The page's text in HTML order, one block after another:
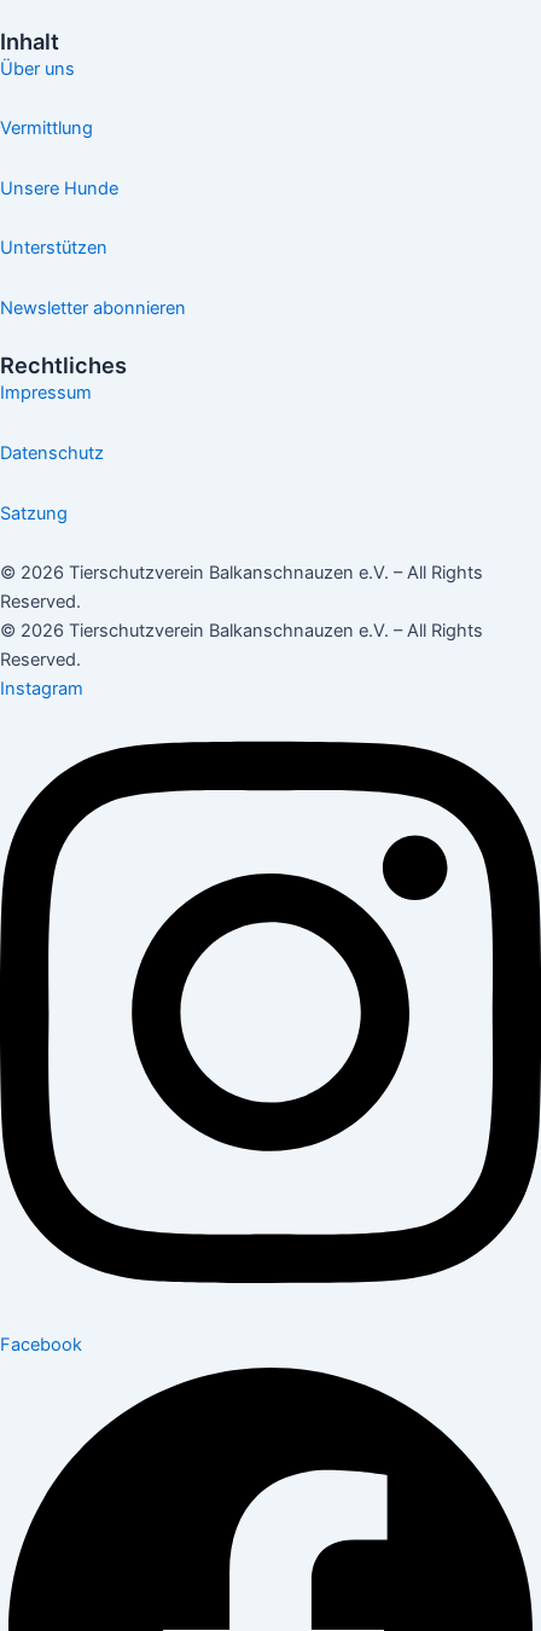
Inhalt
Über uns
Vermittlung
Unsere Hunde
Unterstützen
Newsletter abonnieren
Rechtliches
Impressum
Datenschutz
Satzung
© 2026 Tierschutzverein Balkanschnauzen e.V. – All Rights
Reserved.
© 2026 Tierschutzverein Balkanschnauzen e.V. – All Rights
Reserved.
Instagram
Facebook